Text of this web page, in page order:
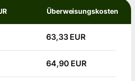
Überweisungskosten
63,33 EUR
64,90 EUR